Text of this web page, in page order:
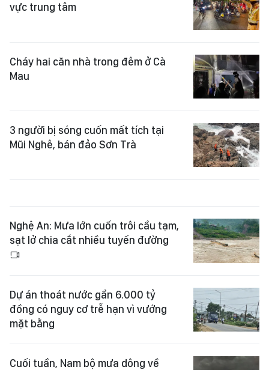
vực trung tâm
Cháy hai căn nhà trong đêm ở Cà
Mau
3 người bị sóng cuốn mất tích tại
Mũi Nghê, bán đảo Sơn Trà
Nghệ An: Mưa lớn cuốn trôi cầu tạm,
sạt lở chia cắt nhiều tuyến đường
Dự án thoát nước gần 6.000 tỷ
đồng có nguy cơ trễ hạn vì vướng
mặt bằng
Cuối tuần, Nam bộ mưa dông về